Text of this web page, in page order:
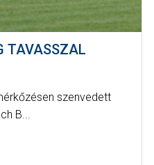
TAVASSZAL
szenvedett
B...